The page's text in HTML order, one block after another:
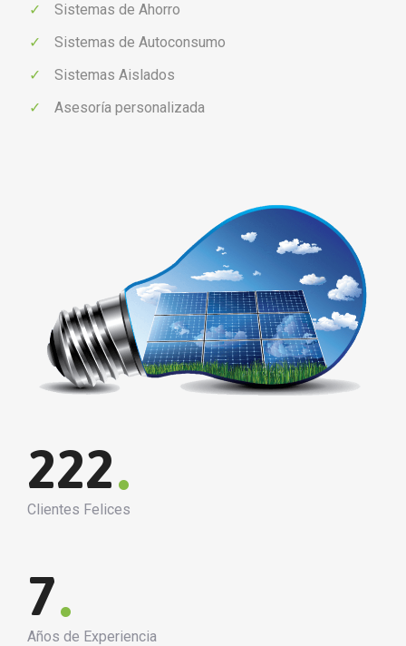
Sistemas de Ahorro
Sistemas de Autoconsumo
Sistemas Aislados
Asesoría personalizada
222
.
Clientes Felices
7
.
Años de Experiencia